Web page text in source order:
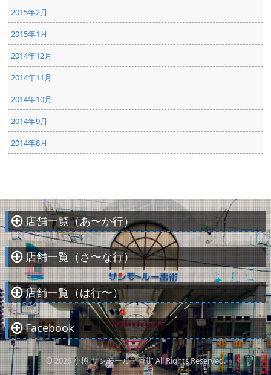
2015年2月
2015年1月
2014年12月
2014年11月
2014年10月
2014年9月
2014年8月
À 店舗一覧（あ〜か行）
À 店舗一覧（さ〜な行）
À 店舗一覧（は行〜）
À Facebook
© 2026 小樽 サンモール一番街 All Rights Reserved.